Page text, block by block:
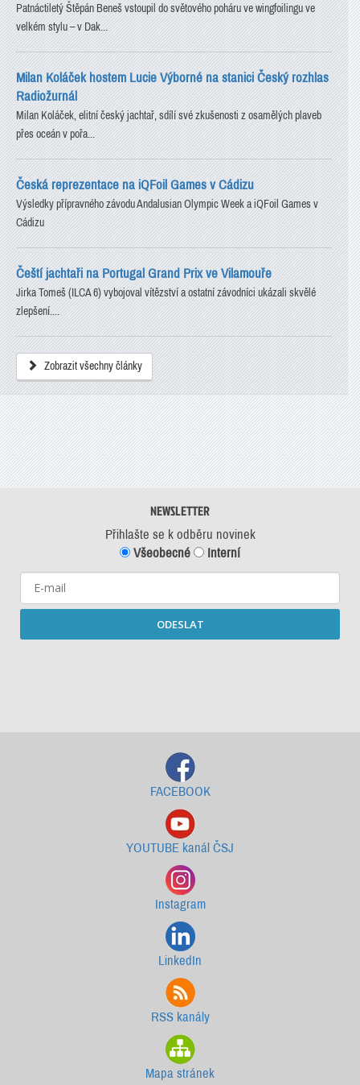
Patnáctiletý Štěpán Beneš vstoupil do světového poháru ve wingfoilingu ve
velkém stylu – v Dak...
Milan Koláček hostem Lucie Výborné na stanici Český rozhlas
Radiožurnál
Milan Koláček, elitní český jachtař, sdílí své zkušenosti z osamělých plaveb
přes oceán v pořa...
Česká reprezentace na iQFoil Games v Cádizu
Výsledky přípravného závodu Andalusian Olympic Week a iQFoil Games v
Cádizu
Čeští jachtaři na Portugal Grand Prix ve Vilamouře
Jirka Tomeš (ILCA 6) vybojoval vítězství a ostatní závodníci ukázali skvělé
zlepšení....
Zobrazit všechny články
NEWSLETTER
Přihlašte se k odběru novinek
Všeobecné
Interní
ODESLAT
FACEBOOK
YOUTUBE kanál ČSJ
Instagram
LinkedIn
RSS kanály
Mapa stránek